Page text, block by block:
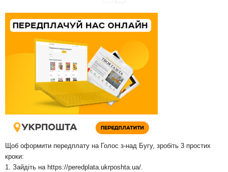
Щоб оформити передплату на Голос з-над Бугу, зробіть 3 простих
кроки:
1. Зайдіть на https://peredplata.ukrposhta.ua/.